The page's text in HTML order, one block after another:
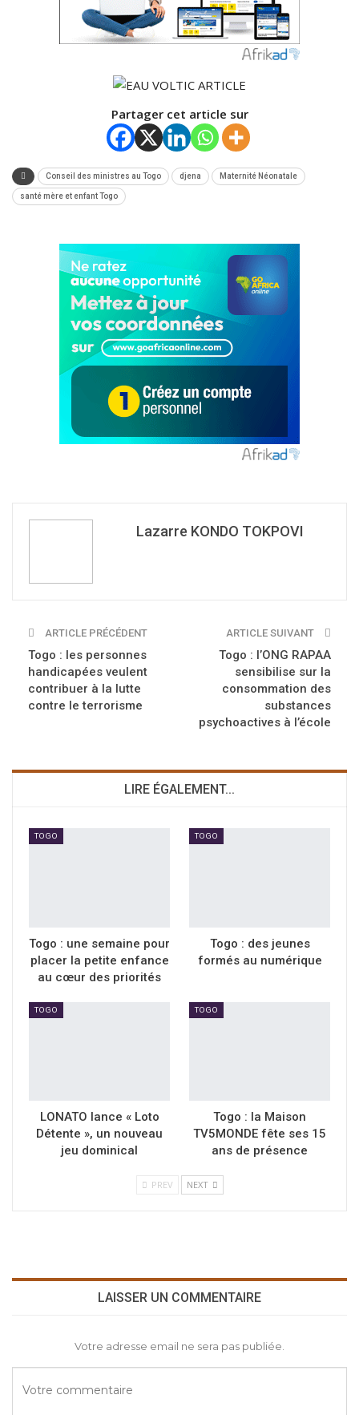
Partager cet article sur
Conseil des ministres au Togo djena Maternité Néonatale
santé mère et enfant Togo
Lazarre KONDO TOKPOVI
ARTICLE PRÉCÉDENT
Togo : les personnes
handicapées veulent
contribuer à la lutte
contre le terrorisme
ARTICLE SUIVANT
Togo : l’ONG RAPAA
sensibilise sur la
consommation des
substances
psychoactives à l’école
LIRE ÉGALEMENT...
TOGO
Togo : une semaine pour
placer la petite enfance
au cœur des priorités
TOGO
Togo : des jeunes
formés au numérique
TOGO
LONATO lance « Loto
Détente », un nouveau
jeu dominical
TOGO
Togo : la Maison
TV5MONDE fête ses 15
ans de présence
PREV NEXT
LAISSER UN COMMENTAIRE
Votre adresse email ne sera pas publiée.